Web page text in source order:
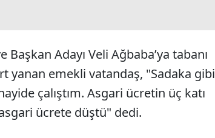
Adayı Veli Ağbaba’ya tabanı
yanan emekli vatandaş, "Sadaka gibi
çalıştım. Asgari ücretin üç katı
ücrete düştü" dedi.